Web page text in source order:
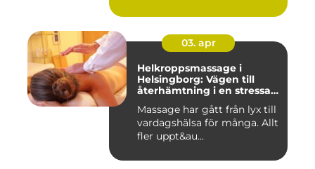
03. apr
Helkroppsmassage i
Helsingborg: Vägen till
återhämtning i en stressad
Massage har gått från lyx till
vardagshälsa för många. Allt
fler uppt&au...